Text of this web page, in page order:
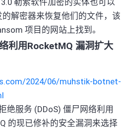
解密器来恢复他们的文件，该
项目的网站上找到。
利用RocketMQ 漏洞扩大
2024/06/muhstik-botnet-
绝服务 (DDoS) 僵尸网络利用
的现已修补的安全漏洞来选择